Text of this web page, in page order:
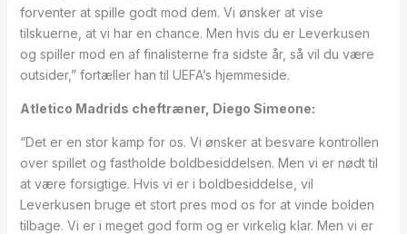
forventer at spille godt mod dem. Vi ønsker at vise
tilskuerne, at vi har en chance. Men hvis du er Leverkusen
og spiller mod en af finalisterne fra sidste år, så vil du være
outsider,” fortæller han til UEFA’s hjemmeside.
Atletico Madrids cheftræner, Diego Simeone:
“Det er en stor kamp for os. Vi ønsker at besvare kontrollen
over spillet og fastholde boldbesiddelsen. Men vi er nødt til
at være forsigtige. Hvis vi er i boldbesiddelse, vil
Leverkusen bruge et stort pres mod os for at vinde bolden
tilbage. Vi er i meget god form og er virkelig klar. Men vi er